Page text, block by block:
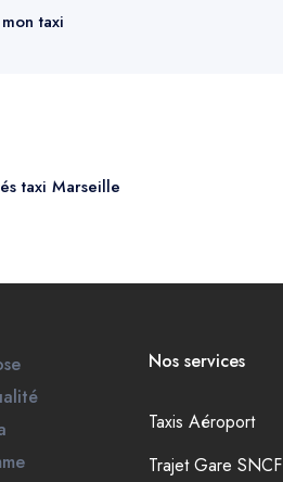
taxi
taxi Marseille
Nos services
Taxis Aéroport
Trajet Gare SNCF